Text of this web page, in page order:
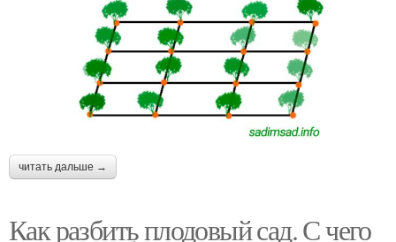
читать дальше →
Как разбить плодовый сад. С чего